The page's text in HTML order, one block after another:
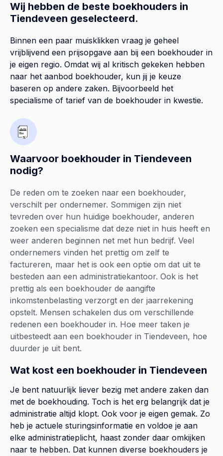
Wij hebben de beste boekhouders in
Tiendeveen geselecteerd.
Binnen een paar muisklikken vraag je geheel
vrijblijvend een prijsopgave aan bij een boekhouder in
je eigen regio. Omdat wij al kritisch gekeken hebben
naar het aanbod boekhouder, kun jij je keuze
baseren op andere zaken. Bijvoorbeeld het
specialisme of tarief van de boekhouder in kwestie.
Waarvoor boekhouder in Tiendeveen
nodig?
De reden om te zoeken naar een boekhouder,
verschilt per ondernemer. Sommigen zijn niet
tevreden over hun huidige boekhouder, anderen
zoeken een specialisme dat deze niet in huis heeft en
weer anderen beginnen net met hun bedrijf. Veel
ondernemers vinden het prettig om zelf te
factureren, maar het is ook een optie om dat uit te
besteden aan een administratiekantoor. Ook is het
prettig als een boekhouder de aangifte
inkomstenbelasting verzorgt en der jaarrekening
opstelt. Mensen schakelen dus om verschillende
redenen een boekhouder in. Hoe meer taken je
uitbesteedt aan een boekhouder in Tiendeveen, hoe
duurder je uit bent.
Wat kost een boekhouder in Tiendeveen
Je bent natuurlijk liever bezig met andere zaken dan
met de boekhouding. Toch is het erg belangrijk dat je
administratie altijd klopt. Ook voor je eigen gemak. Zo
heb je actuele sturingsinformatie en voldoe je aan
elke administratieplicht, haast zonder daar omkijken
naar te hebben. Dat kunnen diverse boekhouders je